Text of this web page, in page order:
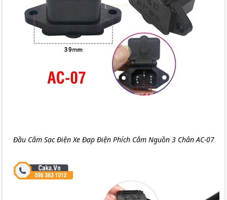
Đầu Cắm Sạc Điện Xe Đạp Điện Phích Cắm Nguồn 3 Chân AC-07